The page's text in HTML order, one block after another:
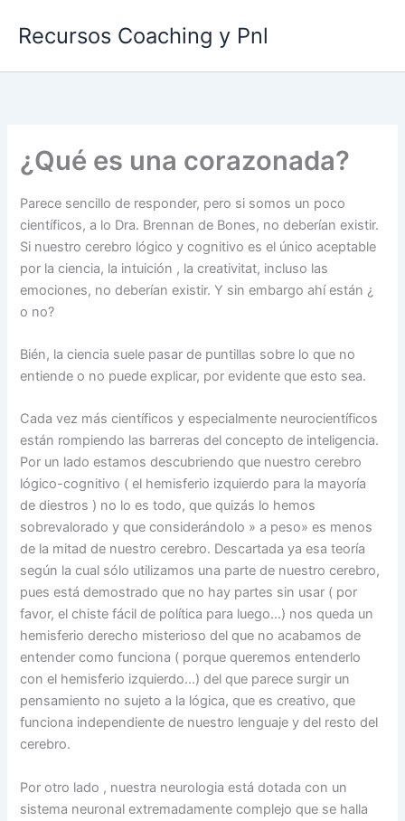
Recursos Coaching y Pnl
¿Qué es una corazonada?
Parece sencillo de responder, pero si somos un poco
científicos, a lo Dra. Brennan de Bones, no deberían existir.
Si nuestro cerebro lógico y cognitivo es el único aceptable
por la ciencia, la intuición , la creativitat, incluso las
emociones, no deberían existir. Y sin embargo ahí están ¿
o no?
Bién, la ciencia suele pasar de puntillas sobre lo que no
entiende o no puede explicar, por evidente que esto sea.
Cada vez más científicos y especialmente neurocientíficos
están rompiendo las barreras del concepto de inteligencia.
Por un lado estamos descubriendo que nuestro cerebro
lógico-cognitivo ( el hemisferio izquierdo para la mayoría
de diestros ) no lo es todo, que quizás lo hemos
sobrevalorado y que considerándolo » a peso» es menos
de la mitad de nuestro cerebro. Descartada ya esa teoría
según la cual sólo utilizamos una parte de nuestro cerebro,
pues está demostrado que no hay partes sin usar ( por
favor, el chiste fácil de política para luego…) nos queda un
hemisferio derecho misterioso del que no acabamos de
entender como funciona ( porque queremos entenderlo
con el hemisferio izquierdo…) del que parece surgir un
pensamiento no sujeto a la lógica, que es creativo, que
funciona independiente de nuestro lenguaje y del resto del
cerebro.
Por otro lado , nuestra neurologia está dotada con un
sistema neuronal extremadamente complejo que se halla